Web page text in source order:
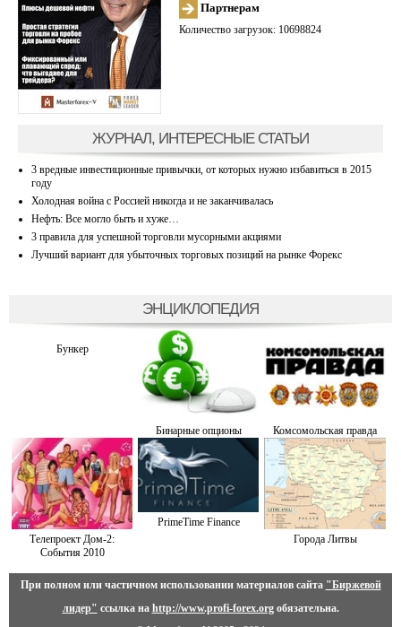
Партнерам
Количество загрузок: 10698824
ЖУРНАЛ, ИНТЕРЕСНЫЕ СТАТЬИ
3 вредные инвестиционные привычки, от которых нужно избавиться в 2015
году
Холодная война с Россией никогда и не заканчивалась
Нефть: Все могло быть и хуже…
3 правила для успешной торговли мусорными акциями
Лучший вариант для убыточных торговых позиций на рынке Форекс
ЭНЦИКЛОПЕДИЯ
Бункер
Бинарные опционы Комсомольская правда
Телепроект Дом-2:
События 2010
PrimeTime Finance
Города Литвы
При полном или частичном использовании материалов сайта "Биржевой
лидер" ссылка на http://www.profi-forex.orgобязательна.